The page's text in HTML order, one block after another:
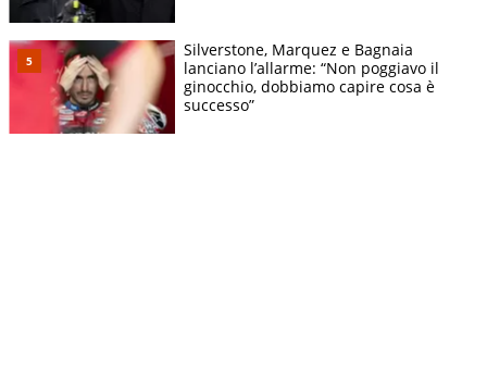
Silverstone, Marquez e Bagnaia
lanciano l’allarme: “Non poggiavo il
ginocchio, dobbiamo capire cosa è
successo”